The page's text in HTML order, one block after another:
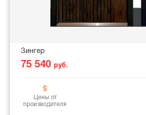
Зингер
75 540 руб.
Цены от
производителя